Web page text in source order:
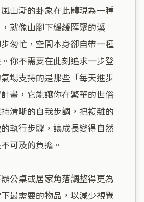
山漸的卦象在此體現為一種
，就像山腳下緩緩匯聚的溪
匆忙，空間本身卻自帶一種
你不需要在此刻追求一步登
場支持的是那些「每天進步
畫，它能讓你在繁華的世俗
清晰的自我步調，把複雜的
執行步驟，讓成長變得自然
可及的負擔。
公桌或居家角落調整得更為
最需要的物品，以減少視覺